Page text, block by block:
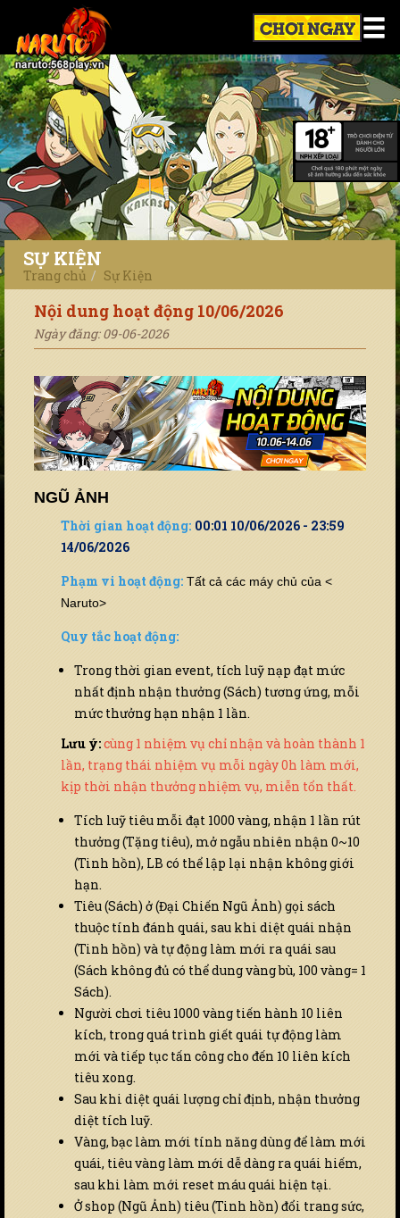
SỰ KIỆN
Trang chủ Sự Kiện
Nội dung hoạt động 10/06/2026
Ngày đăng: 09-06-2026
NGŨ ẢNH
Thời gian hoạt động: 00:01 10/06/2026 - 23:59
14/06/2026
Phạm vi hoạt động: Tất cả các máy chủ của <
Naruto>
Quy tắc hoạt động:
Trong thời gian event, tích luỹ nạp đạt mức
nhất định nhận thưởng (Sách) tương ứng, mỗi
mức thưởng hạn nhận 1 lần.
Lưu ý:cùng 1 nhiệm vụ chỉ nhận và hoàn thành 1
lần, trạng thái nhiệm vụ mỗi ngày 0h làm mới,
kịp thời nhận thưởng nhiệm vụ, miễn tổn thất.
Tích luỹ tiêu mỗi đạt 1000 vàng, nhận 1 lần rút
thưởng (Tặng tiêu), mở ngẫu nhiên nhận 0~10
(Tinh hồn), LB có thể lập lại nhận không giới
hạn.
Tiêu (Sách) ở (Đại Chiến Ngũ Ảnh) gọi sách
thuộc tính đánh quái, sau khi diệt quái nhận
(Tinh hồn) và tự động làm mới ra quái sau
(Sách không đủ có thể dung vàng bù, 100 vàng= 1
Sách).
Người chơi tiêu 1000 vàng tiến hành 10 liên
kích, trong quá trình giết quái tự động làm
mới và tiếp tục tấn công cho đến 10 liên kích
tiêu xong.
Sau khi diệt quái lượng chỉ định, nhận thưởng
diệt tích luỹ.
Vàng, bạc làm mới tính năng dùng để làm mới
quái, tiêu vàng làm mới dễ dàng ra quái hiếm,
sau khi làm mới reset máu quái hiện tại.
Ở shop (Ngũ Ảnh) tiêu (Tinh hồn) đổi trang sức,